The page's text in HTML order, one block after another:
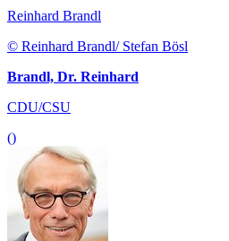
Reinhard Brandl
© Reinhard Brandl/ Stefan Bösl
Brandl, Dr. Reinhard
CDU/CSU
()